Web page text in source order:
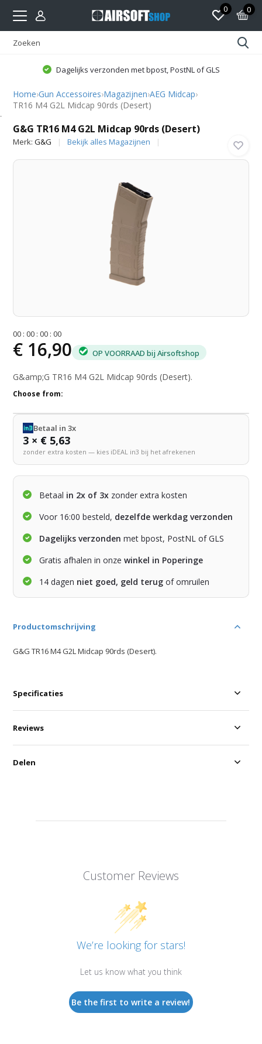
0 0
Dagelijks verzonden met bpost, PostNL of GLS
Home›Gun Accessoires›Magazijnen›AEG Midcap›
TR16 M4 G2L Midcap 90rds (Desert)
G&G TR16 M4 G2L Midcap 90rds (Desert)
Merk:G&G Bekijk alles Magazijnen
00 :00 :00 :00
€ 16,90 OP VOORRAAD bij Airsoftshop
G&amp;G TR16 M4 G2L Midcap 90rds (Desert).
Choose from:
Betaal in 3x
3 × € 5,63
zonder extra kosten — kies iDEAL in3 bij het afrekenen
Betaal in 2x of 3x zonder extra kosten
Voor 16:00 besteld, dezelfde werkdag verzonden
Dagelijks verzonden met bpost, PostNL of GLS
Gratis afhalen in onzewinkel in Poperinge
14 dagen niet goed, geld terug of omruilen
Productomschrijving
G&G TR16 M4 G2L Midcap 90rds (Desert).
Specificaties
Customer Reviews
We’re looking for stars!
Let us know what you think
Be the first to write a review!
Reviews
Delen